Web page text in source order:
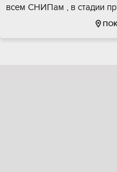
вcем CНИПaм , в стaдии